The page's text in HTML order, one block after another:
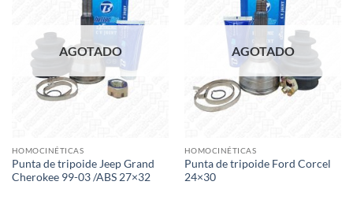
AGOTADO
HOMOCINÉTICAS
Punta de tripoide Jeep Grand
Cherokee 99-03 /ABS 27×32
AGOTADO
HOMOCINÉTICAS
Punta de tripoide Ford Corcel
24×30